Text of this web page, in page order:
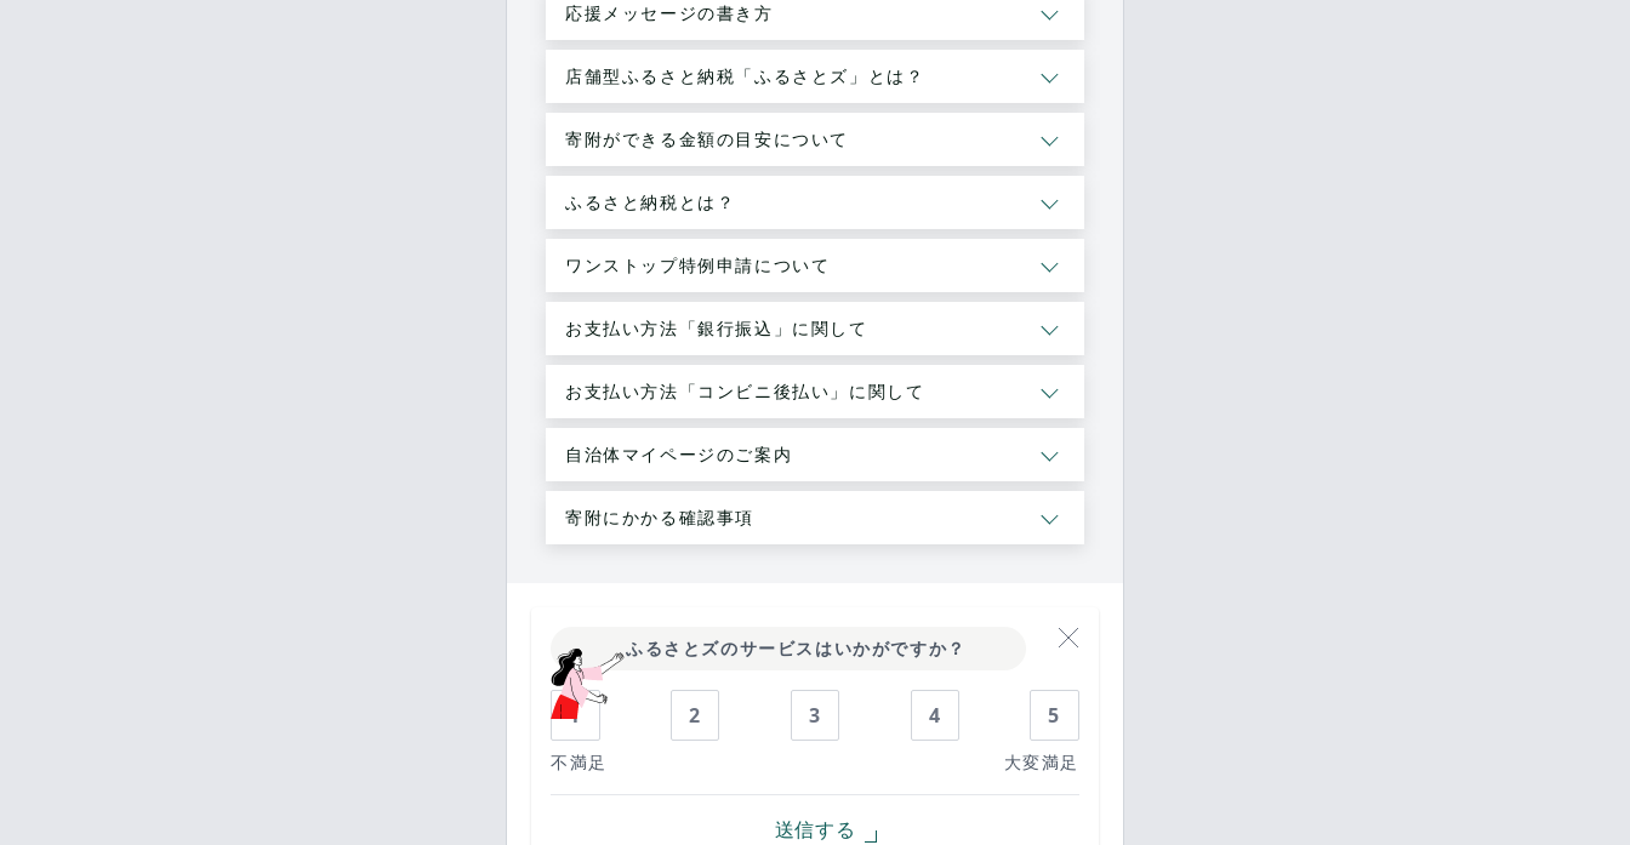
応援メッセージの書き方
店舗型ふるさと納税「ふるさとズ」とは？
寄附ができる金額の目安について
ふるさと納税とは？
ワンストップ特例申請について
お支払い方法「銀行振込」に関して
お支払い方法「コンビニ後払い」に関して
自治体マイページのご案内
寄附にかかる確認事項
ふるさとズのサービスはいかがですか？
1 2 3 4 5
不満足 大変満足
送信する